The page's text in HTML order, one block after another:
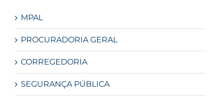
MPAL
PROCURADORIA GERAL
CORREGEDORIA
SEGURANÇA PÚBLICA